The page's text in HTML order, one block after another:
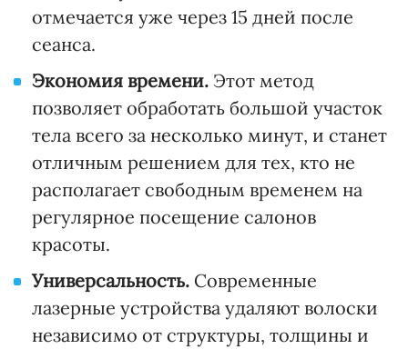
отмечается уже через 15 дней после
сеанса.
Экономия времени. Этот метод
позволяет обработать большой участок
тела всего за несколько минут, и станет
отличным решением для тех, кто не
располагает свободным временем на
регулярное посещение салонов
красоты.
Универсальность. Современные
лазерные устройства удаляют волоски
независимо от структуры, толщины и